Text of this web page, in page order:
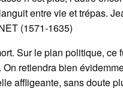
entre vie et trépas.
(1571-1635)
Sur le plan politique, ce
On retiendra bien
affligeante, sans doute